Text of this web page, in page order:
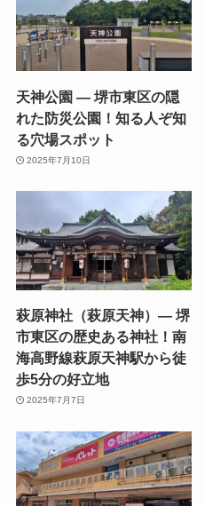
天神公園 — 堺市東区の隠
れた防災公園！知る人ぞ知
る穴場スポット
2025年7月10日
萩原神社（萩原天神）— 堺
市東区の歴史ある神社！南
海高野線萩原天神駅から徒
歩5分の好立地
2025年7月7日